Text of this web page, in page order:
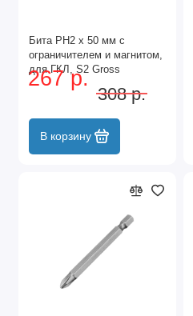
Бита PH2 x 50 мм с
ограничителем и магнитом,
для ГКЛ, S2 Gross
267 р.
308 р.
В корзину